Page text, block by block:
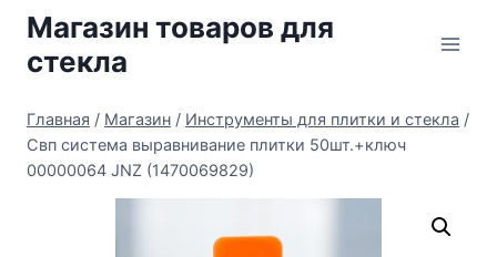
Перейти
содержимому
Магазин товаров для
стекла
Главная / Магазин / Инструменты для плитки и стекла /
Свп система выравнивание плитки 50шт.+ключ
00000064 JNZ (1470069829)